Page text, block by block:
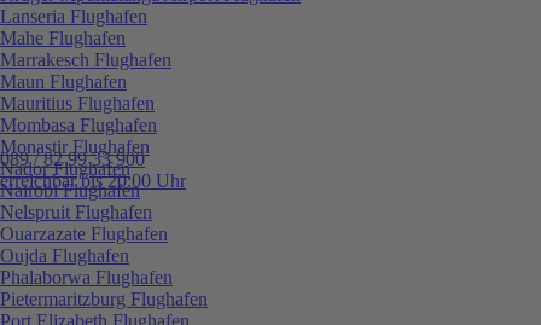
089 / 82 99 33 900
erreichbar bis 20:00 Uhr
Lanseria Flughafen
Mahe Flughafen
Marrakesch Flughafen
Maun Flughafen
Mauritius Flughafen
Mombasa Flughafen
Monastir Flughafen
Nador Flughafen
Nairobi Flughafen
Nelspruit Flughafen
Ouarzazate Flughafen
Oujda Flughafen
Phalaborwa Flughafen
Pietermaritzburg Flughafen
Port Elizabeth Flughafen